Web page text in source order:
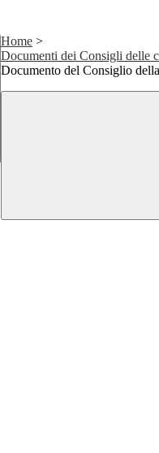
Home >
Documenti dei Consigli delle
Documento del Consiglio